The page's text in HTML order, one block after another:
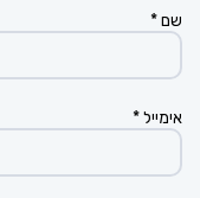
שם*
אימייל*